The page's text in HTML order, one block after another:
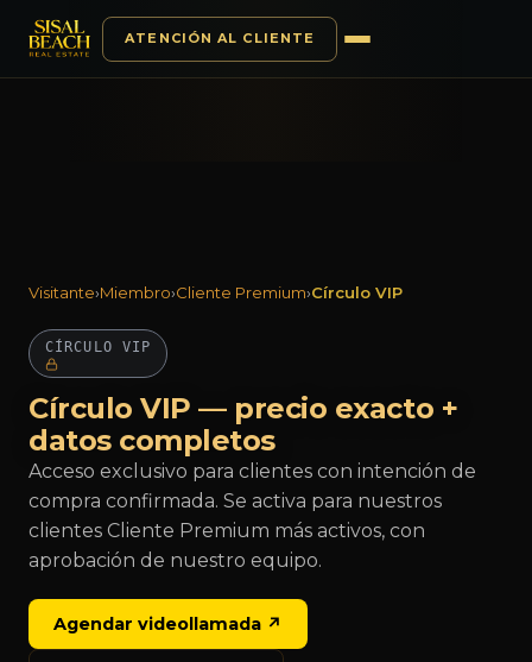
ATENCIÓN AL CLIENTE
Visitante›Miembro›Cliente Premium›Círculo VIP
CÍRCULO VIP
Círculo VIP — precio exacto +
datos completos
Acceso exclusivo para clientes con intención de
compra confirmada. Se activa para nuestros
clientes Cliente Premium más activos, con
aprobación de nuestro equipo.
Agendar videollamada ↗